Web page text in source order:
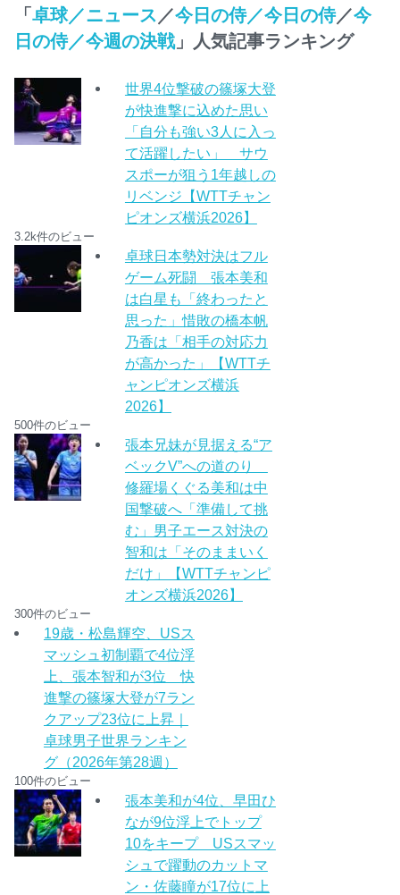
「卓球／ニュース ／今日の侍／今日の侍／今
日の侍／今週の決戦」人気記事ランキング
世界4位撃破の篠塚大登
が快進撃に込めた思い
「自分も強い3人に入っ
て活躍したい」 サウ
スポーが狙う1年越しの
リベンジ【WTTチャン
ピオンズ横浜2026】
3.2k件のビュー
卓球日本勢対決はフル
ゲーム死闘 張本美和
は白星も「終わったと
思った」惜敗の橋本帆
乃香は「相手の対応力
が高かった」【WTTチ
ャンピオンズ横浜
2026】
500件のビュー
張本兄妹が見据える“ア
ベックV”への道のり
修羅場くぐる美和は中
国撃破へ「準備して挑
む」男子エース対決の
智和は「そのままいく
だけ」【WTTチャンピ
オンズ横浜2026】
300件のビュー
19歳・松島輝空、USス
マッシュ初制覇で4位浮
上、張本智和が3位 快
進撃の篠塚大登が7ラン
クアップ23位に上昇｜
卓球男子世界ランキン
グ（2026年第28週）
100件のビュー
張本美和が4位、早田ひ
なが9位浮上でトップ
10をキープ USスマッ
シュで躍動のカットマ
ン・佐藤瞳が17位に上